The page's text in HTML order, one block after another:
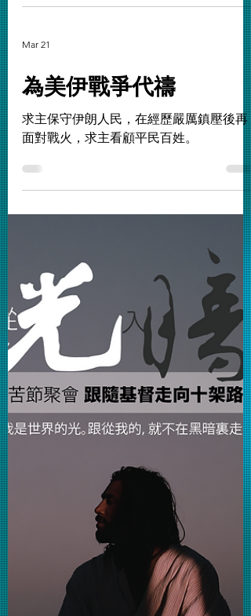
間：10:00-11:00 地點：沙田循道衞理小學
禮堂 講員：李瑞昌院牧（靈實司務道寧養
院心靈社康牧關服務主管） 截止報名日
Mar 21
為美伊戰爭代禱
求主保守伊朗人民，在經歷嚴厲鎮壓後再
面對戰火，求主看顧平民百姓。